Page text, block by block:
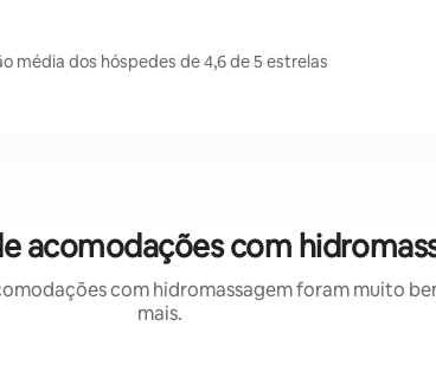
média dos hóspedes de 4,6 de 5 estrelas
acomodações com
com hidromassagem foram muito
mais.